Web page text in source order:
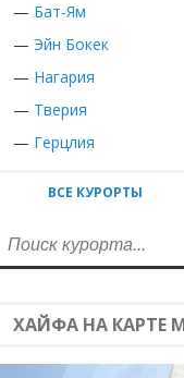
— Бат-Ям
— Эйн Бокек
— Нагария
— Тверия
— Герцлия
ВСЕ КУРОРТЫ
ХАЙФА НА КАРТЕ